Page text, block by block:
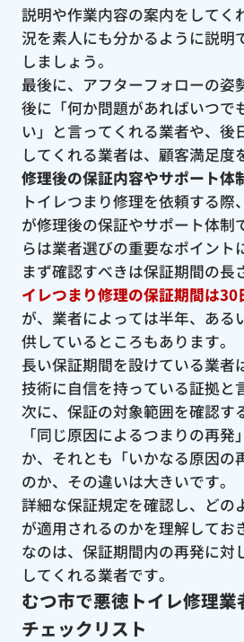
説明や作業内容の案内をしてく
況を素人にも分かるように説明
しましょう。
最後に、アフターフォローの姿
後に「何か問題があればいつで
い」と言ってくれる業者や、後
してくれる業者は、顧客満足度
修理後の保証内容やサポート体
トイレつまり修理を依頼する際
が修理後の保証やサポート体制
らは業者選びの重要なポイント
まず確認すべきは保証期間の長
イレつまり修理の保証期間は30
が、業者によっては半年、ある
供しているところもあります。
長い保証期間を設けている業者
技術に自信を持っている証拠と
次に、保証の対象範囲を確認す
「同じ原因によるつまりの再
か、それとも「いかなる原因の
のか、その違いは大きいです。
詳細な保証規定を確認し、どの
が適用されるのかを理解してお
なのは、保証期間内の再発に対
してくれる業者です。
むつ市で悪徳トイレ修理
チェックリスト